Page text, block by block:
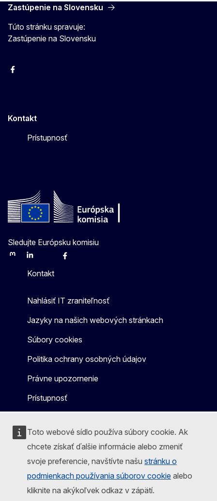
Toto webové sídlo používa súbory cookie. Ak
chcete získať ďalšie informácie alebo zmeniť
svoje preferencie, navštívte našu stránku o
podmienkach používania súborov cookie alebo
kliknite na akýkoľvek odkaz v zápätí.
Zastúpenie na Slovensku
Túto stránku spravuje:
Zastúpenie na Slovensku
Facebook
Kontakt
Prístupnosť
Sledujte Európsku komisiu
MastodonLinkedInBlueskyFacebook
Kontakt
Nahlásiť IT zraniteľnosť
Jazyky na našich webových stránkach
Súbory cookies
Politika ochrany osobných údajov
Právne upozornenie
Prístupnosť